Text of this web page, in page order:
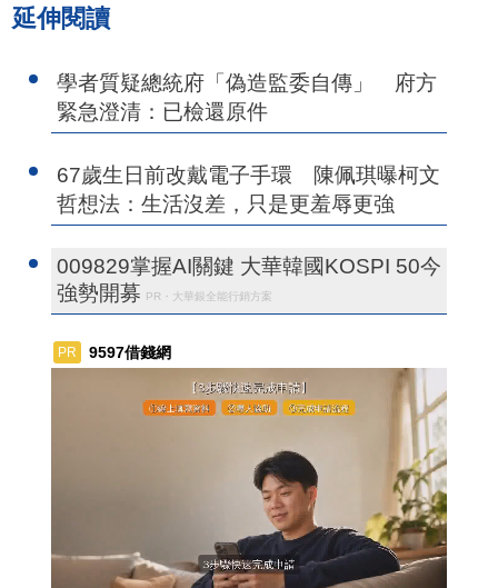
延伸閱讀
學者質疑總統府「偽造監委自傳」 府方
緊急澄清：已檢還原件
67歲生日前改戴電子手環 陳佩琪曝柯文
哲想法：生活沒差，只是更羞辱更強
009829掌握AI關鍵 大華韓國KOSPI 50今
強勢開募 PR・大華銀全能行銷方案
PR 9597借錢網